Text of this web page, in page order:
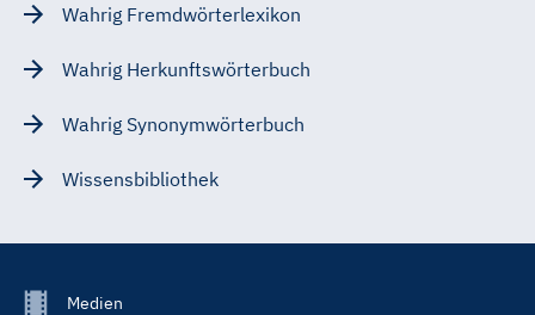
Wahrig Fremdwörterlexikon
Wahrig Herkunftswörterbuch
Wahrig Synonymwörterbuch
Wissensbibliothek
FooterMedien